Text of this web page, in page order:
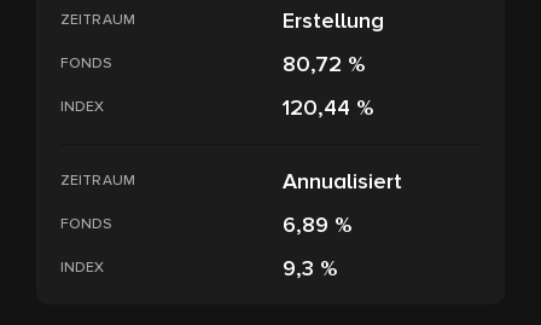
ZEITRAUM Erstellung
FONDS 80,72 %
INDEX 120,44 %
ZEITRAUM Annualisiert
FONDS 6,89 %
INDEX 9,3 %